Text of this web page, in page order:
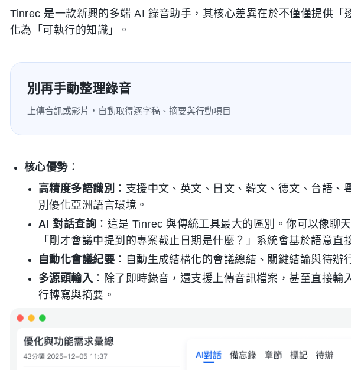
Tinrec 是一款新興的多端 AI 錄音助手，其核心差異在於不僅僅提供「
化為「可執行的知識」。
別再手動整理錄音
上傳音訊或影片，自動取得逐字稿、摘要與行動項目
核心優勢：
高精度多語識別 ：支援中文、英文、日文、韓文、德文、台語、
別優化亞洲語言環境。
AI 對話查詢 ：這是 Tinrec 與傳統工具最大的區別。你可以像聊
「剛才會議中提到的專案截止日期是什麼？」系統會基於語意直
自動化會議紀要 ：自動生成結構化的會議總結、關鍵結論與待辦
多源頭輸入 ：除了即時錄音，還支援上傳音訊檔案，甚至直接輸
行轉寫與摘要。